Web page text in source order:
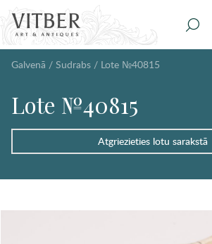
Galvenā / Sudrabs / Lote №40815
Lote №40815
Atgriezieties lotu sarakstā